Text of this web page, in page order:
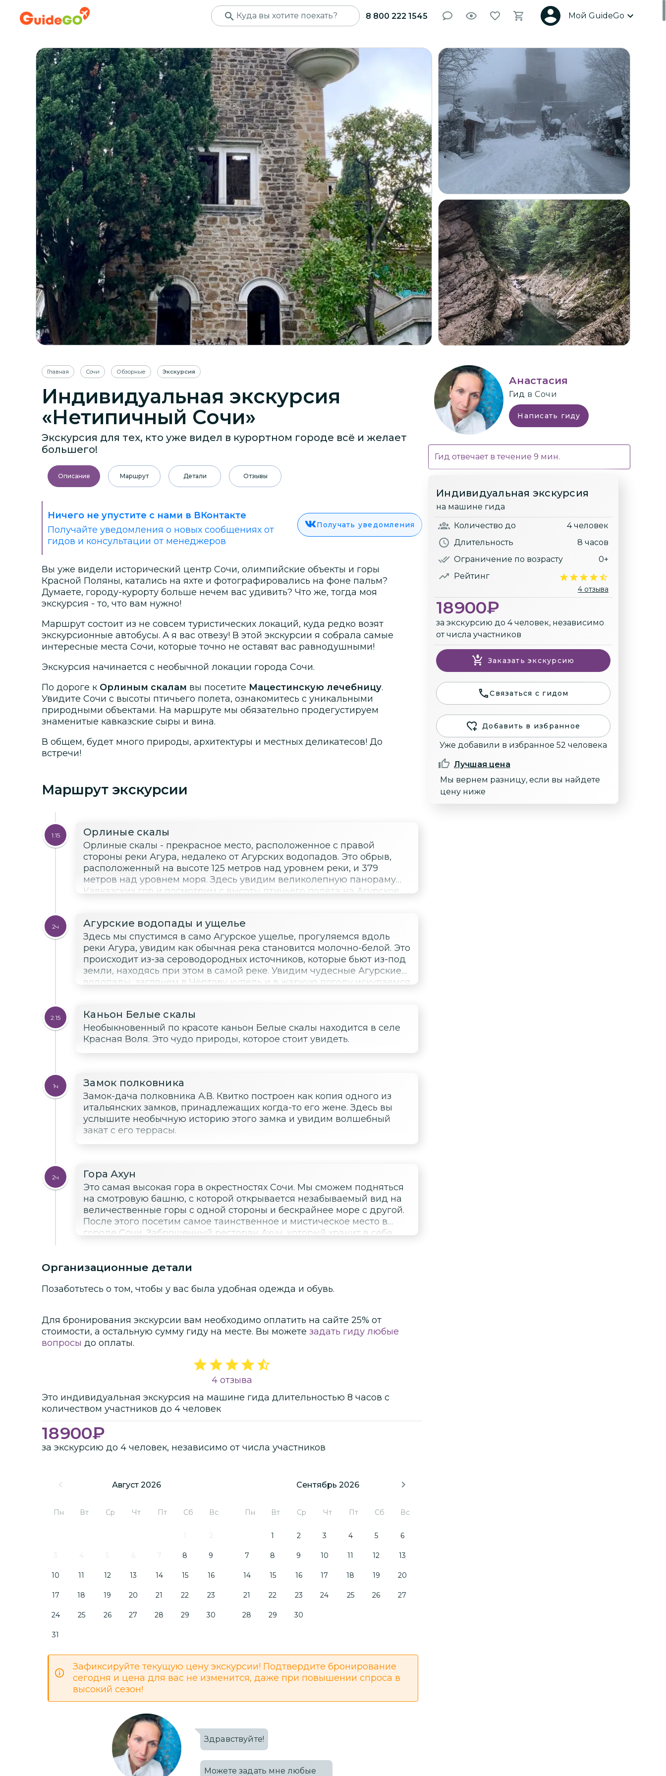
8 800 222 1545 Мой GuideGo
+2
Главная Сочи Обзорные Экскурсия
Индивидуальная экскурсия
«Нетипичный Сочи»
Экскурсия для тех, кто уже видел в курортном городе всё и желает
большего!
Описание Маршрут Детали Отзывы
Ничего не упустите с нами в ВКонтакте
Получайте уведомления о новых сообщениях от
гидов и консультации от менеджеров
Получать уведомления
Вы уже видели исторический центр Сочи, олимпийские объекты и горы
Красной Поляны, катались на яхте и фотографировались на фоне пальм?
Думаете, городу-курорту больше нечем вас удивить? Что же, тогда моя
экскурсия - то, что вам нужно!
Маршрут состоит из не совсем туристических локаций, куда редко возят
экскурсионные автобусы. А я вас отвезу! В этой экскурсии я собрала самые
интересные места Сочи, которые точно не оставят вас равнодушными!
Экскурсия начинается с необычной локации города Сочи.
По дороге к Орлиным скалам вы посетите Мацестинскую лечебницу.
Увидите Сочи с высоты птичьего полета, ознакомитесь с уникальными
природными объектами. На маршруте мы обязательно продегустируем
знаменитые кавказские сыры и вина.
В общем, будет много природы, архитектуры и местных деликатесов! До
встречи!
Маршрут экскурсии
1:15 Орлиные скалы
Орлиные скалы - прекрасное место, расположенное с правой
стороны реки Агура, недалеко от Агурских водопадов. Это обрыв,
расположенный на высоте 125 метров над уровнем реки, и 379
метров над уровнем моря. Здесь увидим великолепную панораму
Кавказских гор и посмотрим с высоты птичьего полёта на Агурское
желании сможем посетить пещеру, что находится прямо под ним.
2ч Агурские водопады и ущелье
Здесь мы спустимся в само Агурское ущелье, прогуляемся вдоль
реки Агура, увидим как обычная река становится молочно-белой. Это
происходит из-за сероводородных источников, которые бьют из-под
земли, находясь при этом в самой реке. Увидим чудесные Агурские
водопады, заглянем в Чёртову купель и в жаркую погоду искупаемся
2:15 Каньон Белые скалы
Необыкновенный по красоте каньон Белые скалы находится в селе
Красная Воля. Это чудо природы, которое стоит увидеть.
1ч Замок полковника
Замок-дача полковника А.В. Квитко построен как копия одного из
итальянских замков, принадлежащих когда-то его жене. Здесь вы
услышите необычную историю этого замка и увидим волшебный
закат с его террасы.
2ч Гора Ахун
Это самая высокая гора в окрестностях Сочи. Мы сможем подняться
на смотровую башню, с которой открывается незабываемый вид на
величественные горы с одной стороны и бескрайнее море с другой.
После этого посетим самое таинственное и мистическое место в
городе Сочи. Заброшенный ресторан Ахун, который хранит в себе
Организационные детали
Позаботьтесь о том, чтобы у вас была удобная одежда и обувь.
Для бронирования экскурсии вам необходимо оплатить на сайте 25% от
стоимости, а остальную сумму гиду на месте. Вы можете задать гиду любые
вопросы до оплаты.
4 отзыва
Это индивидуальная экскурсия на машине гида длительностью 8 часов с
количеством участников до 4 человек
18900₽
за экскурсию до 4 человек, независимо от числа участников
Август 2026
Пн Вт Ср Чт Пт Сб Вс
1 2
3 4 5 6 7 8 9
10 11 12 13 14 15 16
17 18 19 20 21 22 23
24 25 26 27 28 29 30
31
Сентябрь 2026
Пн Вт Ср Чт Пт Сб Вс
1 2 3 4 5 6
7 8 9 10 11 12 13
14 15 16 17 18 19 20
21 22 23 24 25 26 27
28 29 30
Зафиксируйте текущую цену экскурсии! Подтвердите бронирование
сегодня и цена для вас не изменится, даже при повышении спроса в
высокий сезон!
Здравствуйте!
Можете задать мне любые
Анастасия
Гид в Сочи
Написать гиду
Гид отвечает в течение 9 мин.
Индивидуальная экскурсия
на машине гида
Количество до
4 человек
Длительность
8 часов
Ограничение по возрасту
0+
Рейтинг
4 отзыва
18900₽
за экскурсию до 4 человек, независимо
от числа участников
Заказать экскурсию
Связаться с гидом
Добавить в избранное
Уже добавили в избранное 52 человека
Лучшая цена
Мы вернем разницу, если вы найдете
цену ниже